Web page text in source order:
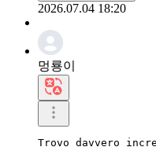
2026.07.04 18:20
멍룡이
Trovo davvero